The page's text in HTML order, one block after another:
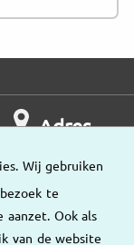
Wij gebruiken
te
Ook als
van de website
Adres
Onze
vestigingen